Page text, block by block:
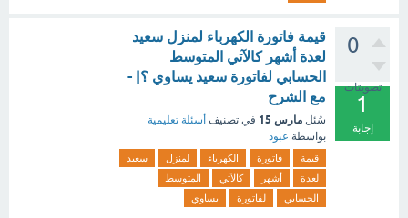
0
تصويتات
1
إجابة
قيمة فاتورة الكهرباء لمنزل سعيد
لعدة أشهر كالآتي المتوسط
الحسابي لفاتورة سعيد يساوي ؟| -
مع الشرح
سُئل مارس 15 في تصنيف أسئلة تعليمية
بواسطة عبود
قيمة فاتورة الكهرباء لمنزل
سعيد
لعدة
أشهر كالآتي
المتوسط
الحسابي
لفاتورة يساوي